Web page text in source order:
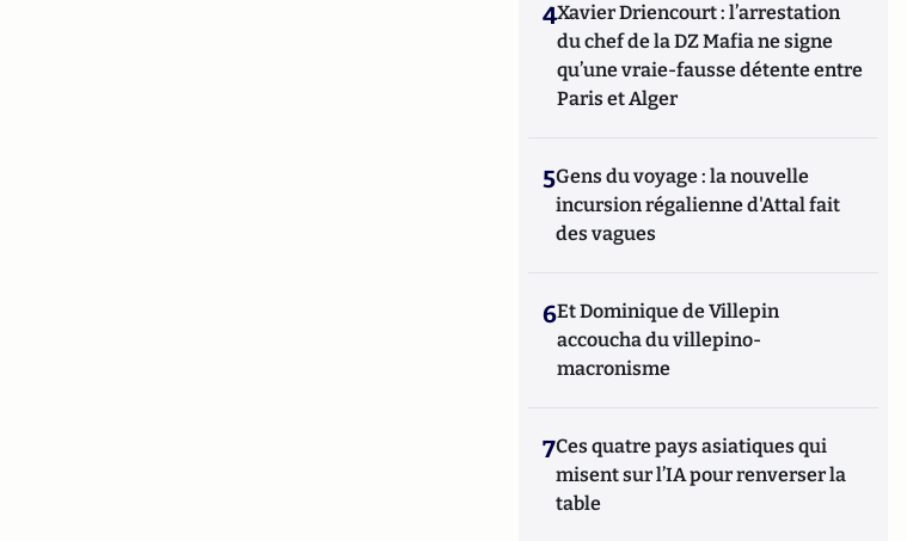
4Xavier Driencourt : l’arrestation
du chef de la DZ Mafia ne signe
qu’une vraie-fausse détente entre
Paris et Alger
5Gens du voyage : la nouvelle
incursion régalienne d'Attal fait
des vagues
6Et Dominique de Villepin
accoucha du villepino-
macronisme
7Ces quatre pays asiatiques qui
misent sur l’IA pour renverser la
table